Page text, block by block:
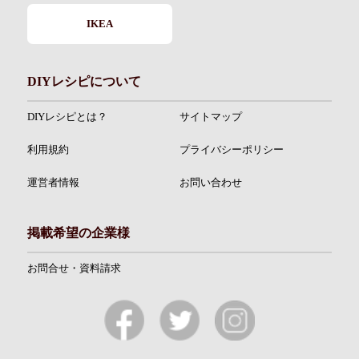
IKEA
DIYレシピについて
DIYレシピとは？ サイトマップ
利用規約 プライバシーポリシー
運営者情報 お問い合わせ
掲載希望の企業様
お問合せ・資料請求